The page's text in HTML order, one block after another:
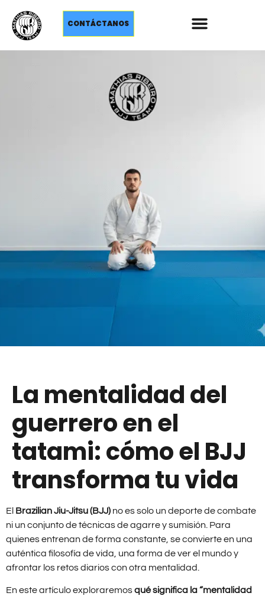
CONTÁCTANOS
La mentalidad del
guerrero en el
tatami: cómo el BJJ
transforma tu vida
El Brazilian Jiu-Jitsu (BJJ) no es solo un deporte de combate
ni un conjunto de técnicas de agarre y sumisión. Para
quienes entrenan de forma constante, se convierte en una
auténtica filosofía de vida, una forma de ver el mundo y
afrontar los retos diarios con otra mentalidad.
En este artículo exploraremosqué significa la “mentalidad